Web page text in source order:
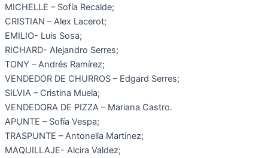
MICHELLE – Sofía Recalde;
CRISTIAN – Alex Lacerot;
EMILIO- Luis Sosa;
RICHARD- Alejandro Serres;
TONY – Andrés Ramírez;
VENDEDOR DE CHURROS – Edgard Serres;
SILVIA – Cristina Muela;
VENDEDORA DE PIZZA – Mariana Castro.
APUNTE – Sofía Vespa;
TRASPUNTE – Antonella Martínez;
MAQUILLAJE- Alcira Valdez;